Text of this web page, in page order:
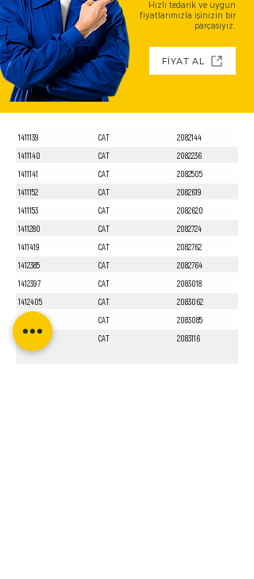
Hızlı tedarik ve uygun
fiyatlarımızla işinizin bir
parçasıyız.
FİYAT AL
1411139 CAT
2082144
1411140
CAT
2082236
1411141
CAT
2082505
1411152
CAT
2082619
1411153
CAT
2082620
1411280
CAT
2082724
1411419
CAT
2082762
1412385
CAT
2082764
1412397
CAT
2083018
1412405
CAT
2083062
1412551
CAT
2083085
CAT 2083116